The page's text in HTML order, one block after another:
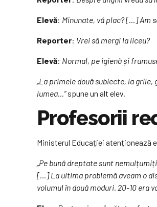
Elevă: Minunate, vă plac? […] Am
Reporter: Vrei să mergi la liceu?
Elevă: Normal, pe igienă și
„La primele două subiecte, la
lumea…”spune un alt elev.
Profesorii
Ministerul Educației atenționează
„Pe bună dreptate sunt
[…] La ultima problemă aveam o
volumul în două moduri. 20-10 era